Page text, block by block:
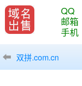
QQ
邮箱
手机
双拼.com.cn